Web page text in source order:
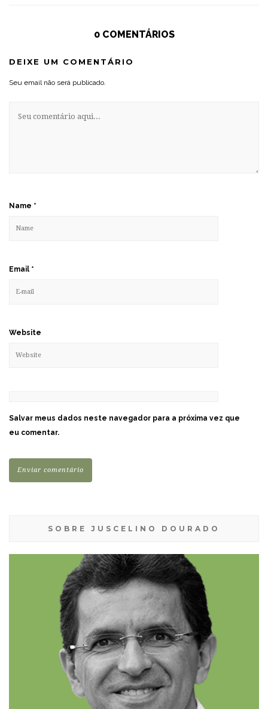
0 COMENTÁRIOS
DEIXE UM COMENTÁRIO
Seu email não será publicado.
Name *
Email *
Website
Salvar meus dados neste navegador para a próxima vez que
eu comentar.
SOBRE JUSCELINO DOURADO